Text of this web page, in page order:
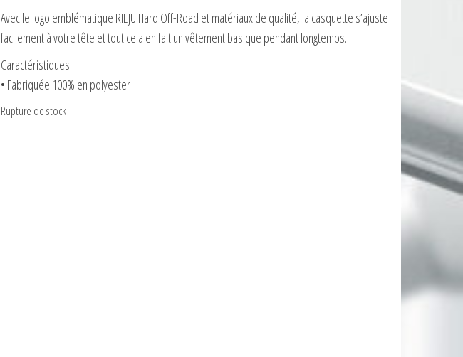
Avec le logo emblématique RIEJU Hard Off-Road et matériaux de qualité, la casquette s’ajuste
facilement à votre tête et tout cela en fait un vêtement basique pendant longtemps.
Caractéristiques:
• Fabriquée 100% en polyester
Rupture de stock